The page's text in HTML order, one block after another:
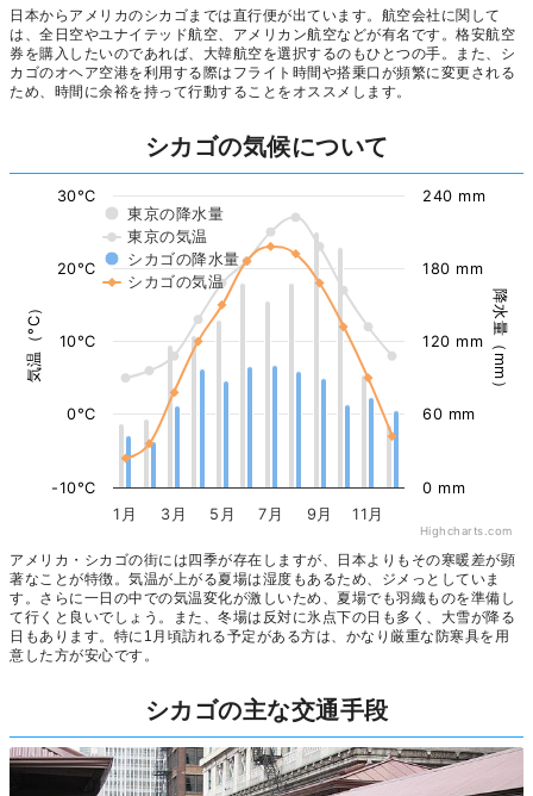
日本からアメリカのシカゴまでは直行便が出ています。航空会社に関して
は、全日空やユナイテッド航空、アメリカン航空などが有名です。格安航空
券を購入したいのであれば、大韓航空を選択するのもひとつの手。また、シ
カゴのオヘア空港を利用する際はフライト時間や搭乗口が頻繁に変更される
ため、時間に余裕を持って行動することをオススメします。
シカゴの気候について
気温（°C） 降水量（mm）
東京の降水量
東京の気温
シカゴの降水量
シカゴの気温
1月 3月 5月 7月 9月 11月
-10°C
0°C
10°C
20°C
30°C
0 mm
60 mm
120 mm
180 mm
240 mm
Highcharts.com
アメリカ・シカゴの街には四季が存在しますが、日本よりもその寒暖差が顕
著なことが特徴。気温が上がる夏場は湿度もあるため、ジメっとしていま
す。さらに一日の中での気温変化が激しいため、夏場でも羽織ものを準備し
て行くと良いでしょう。また、冬場は反対に氷点下の日も多く、大雪が降る
日もあります。特に1月頃訪れる予定がある方は、かなり厳重な防寒具を用
意した方が安心です。
シカゴの主な交通手段